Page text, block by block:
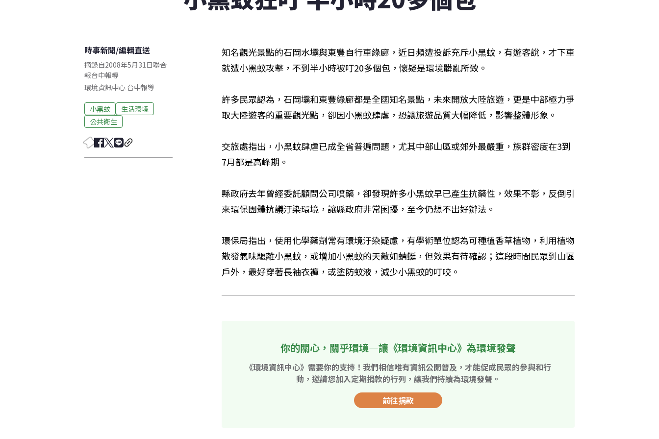
時事新聞/編輯直送
摘錄自2008年5月31日聯合
報台中報導
環境資訊中心 台中報導
小黑蚊
生活環境
公共衛生
知名觀光景點的石岡水壩與東豐自行車綠廊，近日頻遭投訴充斥小黑蚊，有遊客說，才下車
就遭小黑蚊攻擊，不到半小時被叮20多個包，懷疑是環境髒亂所致。
許多民眾認為，石岡壩和東豐綠廊都是全國知名景點，未來開放大陸旅遊，更是中部極力爭
取大陸遊客的重要觀光點，卻因小黑蚊肆虐，恐讓旅遊品質大幅降低，影響整體形象。
交旅處指出，小黑蚊肆虐已成全省普遍問題，尤其中部山區或郊外最嚴重，族群密度在3到
7月都是高峰期。
縣政府去年曾經委託顧問公司噴藥，卻發現許多小黑蚊早已產生抗藥性，效果不彰，反倒引
來環保團體抗議汙染環境，讓縣政府非常困擾，至今仍想不出好辦法。
環保局指出，使用化學藥劑常有環境汙染疑慮，有學術單位認為可種植香草植物，利用植物
散發氣味驅離小黑蚊，或增加小黑蚊的天敵如蜻蜓，但效果有待確認；這段時間民眾到山區
戶外，最好穿著長袖衣褲，或塗防蚊液，減少小黑蚊的叮咬。
你的關心，關乎環境—讓《環境資訊中心》為環境發聲
《環境資訊中心》需要你的支持！我們相信唯有資訊公開普及，才能促成民眾的參與和行
動，邀請您加入定期捐款的行列，讓我們持續為環境發聲。
前往捐款